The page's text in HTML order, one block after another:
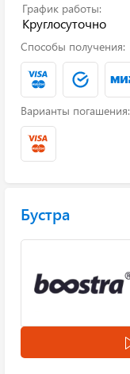
График работы:
Круглосуточно
Способы получения:
Варианты погашения:
Бустра